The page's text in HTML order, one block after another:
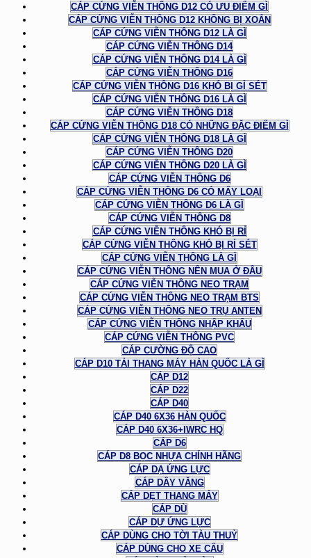
CÁP CỨNG VIỄN THÔNG D12 CÓ ƯU ĐIỂM GÌ
CÁP CỨNG VIỄN THÔNG D12 KHÔNG BỊ XOẮN
CÁP CỨNG VIỄN THÔNG D12 LÀ GÌ
CÁP CỨNG VIỄN THÔNG D14
CÁP CỨNG VIỄN THÔNG D14 LÀ GÌ
CÁP CỨNG VIỄN THÔNG D16
CÁP CỨNG VIỄN THÔNG D16 KHÓ BỊ GỈ SÉT
CÁP CỨNG VIỄN THÔNG D16 LÀ GÌ
CÁP CỨNG VIỄN THÔNG D18
CÁP CỨNG VIỄN THÔNG D18 CÓ NHỮNG ĐẶC ĐIỂM GÌ
CÁP CỨNG VIỄN THÔNG D18 LÀ GÌ
CÁP CỨNG VIỄN THÔNG D20
CÁP CỨNG VIỄN THÔNG D20 LÀ GÌ
CÁP CỨNG VIỄN THÔNG D6
CÁP CỨNG VIỄN THÔNG D6 CÓ MẤY LOẠI
CÁP CỨNG VIỄN THÔNG D6 LÀ GÌ
CÁP CỨNG VIỄN THÔNG D8
CÁP CỨNG VIỄN THÔNG KHÓ BỊ RỈ
CÁP CỨNG VIỄN THÔNG KHÓ BỊ RỈ SÉT
CÁP CỨNG VIỄN THÔNG LÀ GÌ
CÁP CỨNG VIỄN THÔNG NÊN MUA Ở ĐÂU
CÁP CỨNG VIỄN THÔNG NEO TRẠM
CÁP CỨNG VIỄN THÔNG NEO TRẠM BTS
CÁP CỨNG VIỄN THÔNG NEO TRỤ ANTEN
CÁP CỨNG VIỄN THÔNG NHẬP KHẨU
CÁP CỨNG VIỄN THÔNG PVC
CÁP CƯỜNG ĐỘ CAO
CÁP D10 TẢI THANG MÁY HÀN QUỐC LÀ GÌ
CÁP D12
CÁP D22
CÁP D40
CÁP D40 6X36 HÀN QUỐC
CÁP D40 6X36+IWRC HQ
CÁP D6
CÁP D8 BỌC NHỰA CHÍNH HÃNG
CÁP DẠ ỨNG LỰC
CÁP DÂY VĂNG
CÁP DẸT THANG MÁY
CÁP DÙ
CÁP DỰ ỨNG LỰC
CÁP DÙNG CHO TỜI TÀU THUỶ
CÁP DÙNG CHO XE CẨU